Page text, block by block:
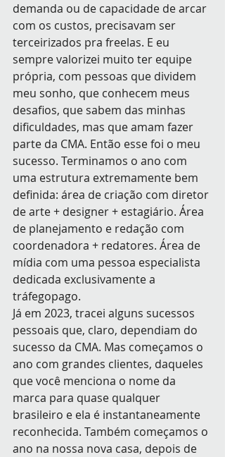
demanda ou de capacidade de arcar
com os custos, precisavam ser
terceirizados pra freelas. E eu
sempre valorizei muito ter equipe
própria, com pessoas que dividem
meu sonho, que conhecem meus
desafios, que sabem das minhas
dificuldades, mas que amam fazer
parte da CMA. Então esse foi o meu
sucesso. Terminamos o ano com
uma estrutura extremamente bem
definida: área de criação com diretor
de arte + designer + estagiário. Área
de planejamento e redação com
coordenadora + redatores. Área de
mídia com uma pessoa especialista
dedicada exclusivamente a
tráfegopago.
Já em 2023, tracei alguns sucessos
pessoais que, claro, dependiam do
sucesso da CMA. Mas começamos o
ano com grandes clientes, daqueles
que você menciona o nome da
marca para quase qualquer
brasileiro e ela é instantaneamente
reconhecida. Também começamos o
ano na nossa nova casa, depois de